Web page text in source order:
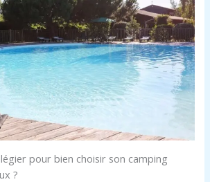
pour bien choisir son camping
?